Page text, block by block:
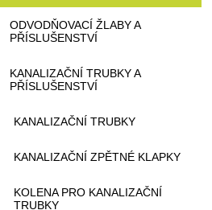
ODVODŇOVACÍ ŽLABY A
PŘÍSLUŠENSTVÍ
KANALIZAČNÍ TRUBKY A
PŘÍSLUŠENSTVÍ
KANALIZAČNÍ TRUBKY
KANALIZAČNÍ ZPĚTNÉ KLAPKY
KOLENA PRO KANALIZAČNÍ
TRUBKY